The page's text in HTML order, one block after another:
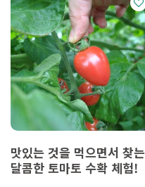
맛있는 것을 먹으면서 찾는
달콤한 토마토 수확 체험!